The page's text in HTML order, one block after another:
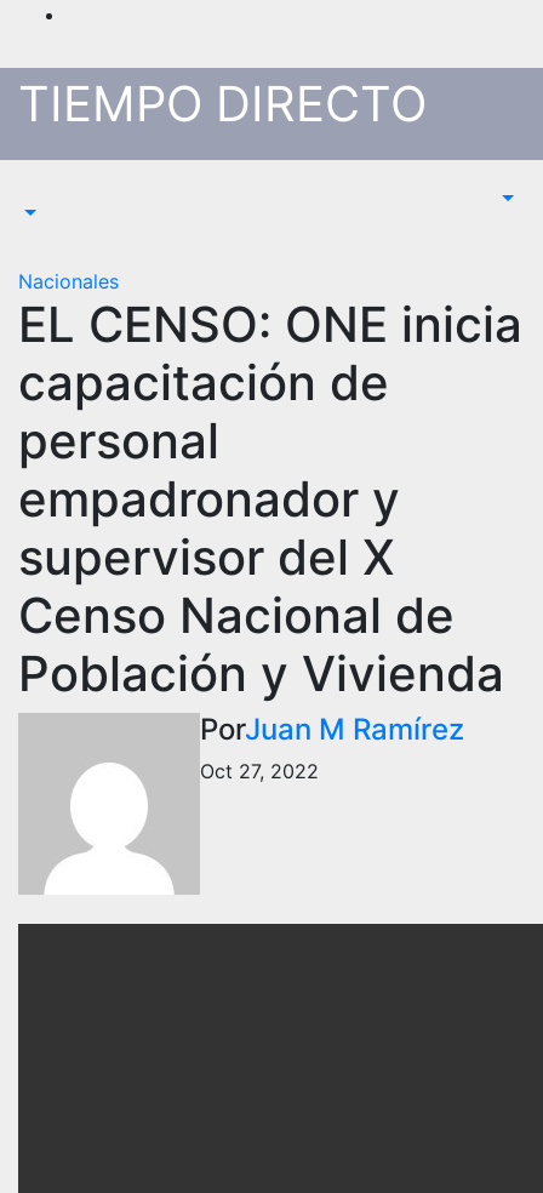
Saltar
contenido
TIEMPO DIRECTO
Nacionales
EL CENSO: ONE inicia
capacitación de
personal
empadronador y
supervisor del X
Censo Nacional de
Población y Vivienda
PorJuan M Ramírez
Oct 27, 2022